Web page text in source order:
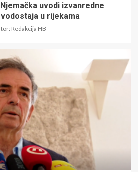
uvodi izvanredne
u rijekama
Redakcija HB